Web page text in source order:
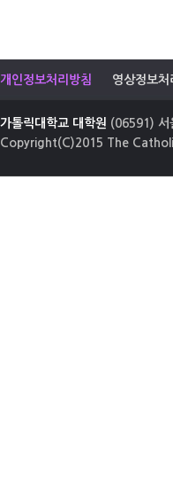
개인정보처리방침 영상정보
가톨릭대학교 대학원 (06591) 서
Copyright(C)2015 The